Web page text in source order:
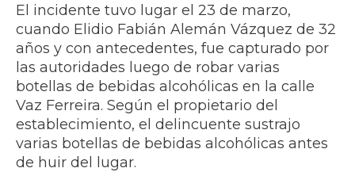
El incidente tuvo lugar el 23 de marzo,
cuando Elidio Fabián Alemán Vázquez de 32
años y con antecedentes, fue capturado por
las autoridades luego de robar varias
botellas de bebidas alcohólicas en la calle
Vaz Ferreira. Según el propietario del
establecimiento, el delincuente sustrajo
varias botellas de bebidas alcohólicas antes
de huir del lugar.